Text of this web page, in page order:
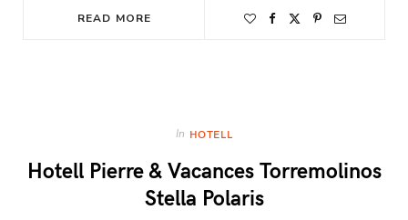
READ MORE
In HOTELL
Hotell Pierre & Vacances Torremolinos
Stella Polaris